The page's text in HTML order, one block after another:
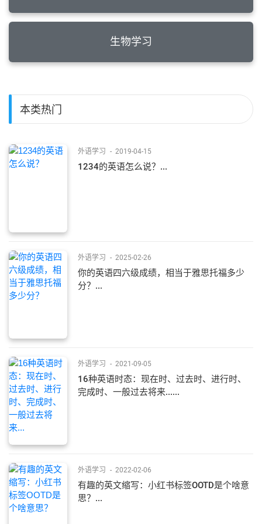
生物学习
本类热门
外语学习 - 2019-04-15
1234的英语怎么说？...
外语学习 - 2025-02-26
你的英语四六级成绩，相当于雅思托福多少
分？...
外语学习 - 2021-09-05
16种英语时态：现在时、过去时、进行时、
完成时、一般过去将来......
外语学习 - 2022-02-06
有趣的英文缩写：小红书标签OOTD是个啥意
思？...